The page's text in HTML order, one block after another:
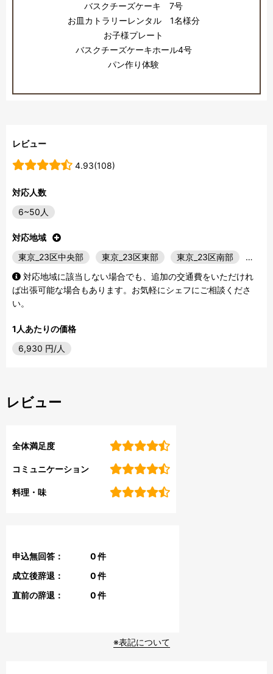
バスクチーズケーキ 7号
お皿カトラリーレンタル 1名様分
お子様プレート
バスクチーズケーキホール4号
パン作り体験
レビュー
4.93(108)
対応人数
6~50人
対応地域
東京_23区中央部
東京_23区東部 東京_23区南部
…
対応地域に該当しない場合でも、追加の交通費をいただけれ
ば出張可能な場合もあります。お気軽にシェフにご相談くださ
い。
1人あたりの価格
6,930 円/人
レビュー
全体満足度
コミュニケーション
料理・味
申込無回答： 0件
成立後辞退：
0件
直前の辞退：
0件
※表記について